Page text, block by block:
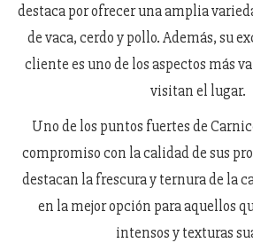
destaca por ofrecer una amplia
de vaca, cerdo y pollo. Además, su
cliente es uno de los aspectos más
visitan el lugar.
Uno de los puntos fuertes de
compromiso con la calidad de sus
destacan la frescura y ternura de la
en la mejor opción para aquellos
intensos y texturas